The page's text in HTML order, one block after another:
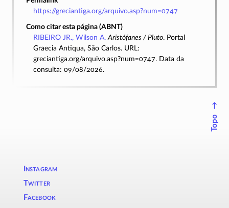
https://greciantiga.org/arquivo.asp?num=0747
Como citar esta página (ABNT)
RIBEIRO JR., Wilson A. Aristófanes / Pluto. Portal
Graecia Antiqua, São Carlos. URL:
greciantiga.org/arquivo.asp?num=0747. Data da
consulta: 09/08/2026.
↑
Topo
Instagram
Twitter
Facebook